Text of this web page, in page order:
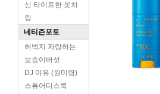
신 타이트한 옷차
림
네티즌포토
허벅지 자랑하는
보송이버섯
DJ 미유 (원미령)
스튜어디스룩